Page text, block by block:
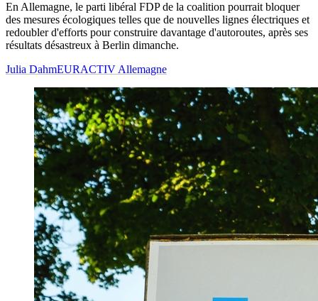
En Allemagne, le parti libéral FDP de la coalition pourrait bloquer
des mesures écologiques telles que de nouvelles lignes électriques et
redoubler d'efforts pour construire davantage d'autoroutes, après ses
résultats désastreux à Berlin dimanche.
Julia DahmEURACTIV Allemagne